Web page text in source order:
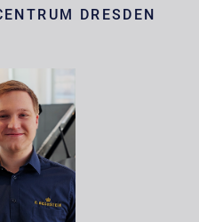
DRESDEN